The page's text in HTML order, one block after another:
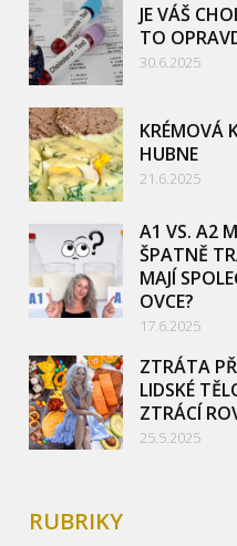
JE VÁŠ
TO
30.6.2025
KRÉMOVÁ
HUBNE
21.6.2025
A1 VS. A2
ŠPATNĚ
MAJÍ
OVCE?
17.6.2025
ZTRÁTA
LIDSKÉ
ZTRÁCÍ
25.5.2025
RUBRIKY